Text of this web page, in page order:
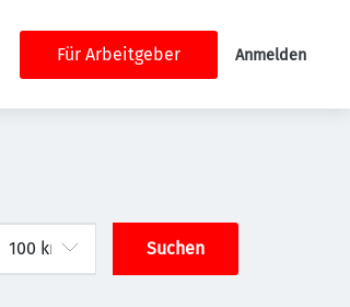
Für Arbeitgeber Anmelden
Suchen